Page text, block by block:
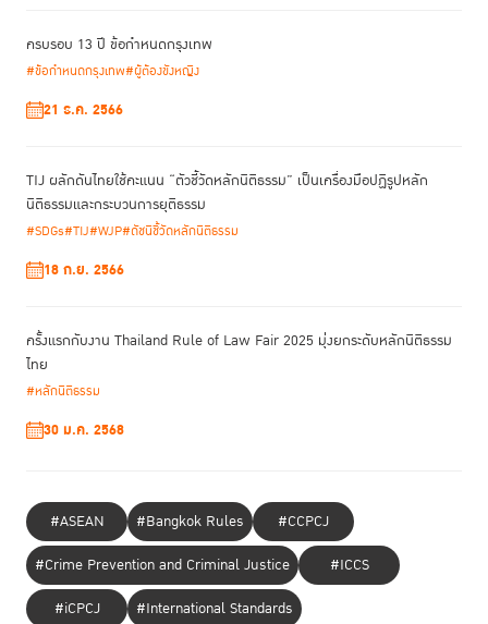
สร้างความร่วมมือในการออกแบบขับเคลื่อนสังคมแห่งความยุติธรรมและสร้าง
นวัตกรรมการพัฒนา
นอกจากงานแนะนำ TIJ Common Ground แล้ว เมื่อวันที่ 30 มีนาคม ที่ผ่าน
“ราคา” ที่เราต้อง “จ่าย” เมื่อต้องเข้าสู่กระบวนการยุติธรรม เพื่อสะท้อนว่าใน
มุมมองของคนทั่วไปกับบุคลากรในกระบวนการยุติธรรม “ราคาที่ต้องจ่าย”
เหมือนหรือต่างกันอย่างไร? กิจกรรมนี้ได้รับความสนใจและมีผู้ร่วมเสวนาจาก
หลายภาคส่วน เช่น สถาบันวิชาการ หน่วยงานภาครัฐ เครือข่ายทนาย สถาบัน
การศึกษา รวมถึงตัวแทนภาคประชาชน
ครบรอบ 13 ปี ข้อกำหนดกรุงเทพ
#ข้อกำหนดกรุงเทพ#ผู้ต้องขังหญิง
21 ธ.ค. 2566
TIJ ผลักดันไทยใช้คะแนน “ตัวชี้วัดหลักนิติธรรม” เป็นเครื่องมือปฏิรูปหลัก
นิติธรรมและกระบวนการยุติธรรม
#SDGs#TIJ#WJP#ดัชนีชี้วัดหลักนิติธรรม
18 ก.ย. 2566
ครั้งแรกกับงาน Thailand Rule of Law Fair 2025 มุ่งยกระดับหลักนิติธรรม
ไทย
#หลักนิติธรรม
30 ม.ค. 2568
#ASEAN #Bangkok Rules
#CCPCJ
#Crime Prevention and Criminal Justice
#ICCS
#iCPCJ
#International Standards